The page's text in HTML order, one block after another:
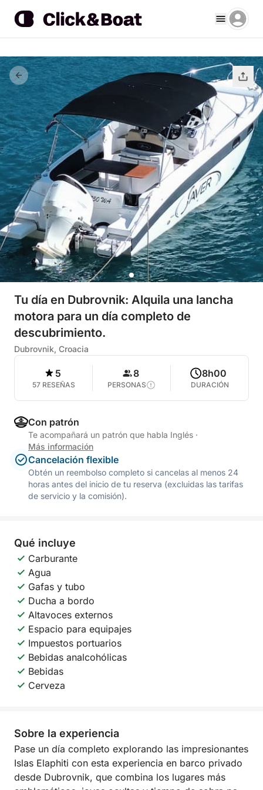
Tu día en Dubrovnik: Alquila una lancha
motora para un día completo de
descubrimiento.
Dubrovnik, Croacia
5
57 RESEÑAS
8
PERSONAS
8h00
DURACIÓN
Con patrón
Te acompañará un patrón que habla Inglés ·
Más información
Cancelación flexible
Obtén un reembolso completo si cancelas al menos 24
horas antes del inicio de tu reserva (excluidas las tarifas
de servicio y la comisión).
Qué incluye
Carburante
Agua
Gafas y tubo
Ducha a bordo
Altavoces externos
Espacio para equipajes
Impuestos portuarios
Bebidas analcohólicas
Bebidas
Cerveza
Sobre la experiencia
Pase un día completo explorando las impresionantes
Islas Elaphiti con esta experiencia en barco privado
desde Dubrovnik, que combina los lugares más